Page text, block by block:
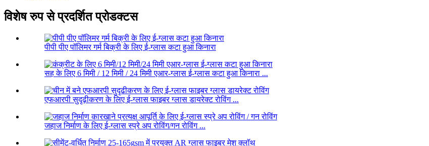
विशेष रुप से प्रदर्शित प्रोडक्टस
पीपी पीए पॉलिमर गर्म बिक्री के लिए ई-ग्लास कटा हुआ किनारा
सह के लिए 6 मिमी / 12 मिमी / 24 मिमी एआर-ग्लास ई-ग्लास कटा हुआ किनारा ...
एफआरपी सुदृढ़ीकरण के लिए ई-ग्लास फाइबर ग्लास डायरेक्ट रोविंग ...
जहाज निर्माण के लिए ई-ग्लास स्प्रे अप रोविंग/गन रोविंग ...